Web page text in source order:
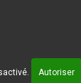
Autoriser
au bon usage